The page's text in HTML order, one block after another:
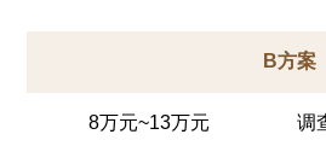
B方案
8万元~13万元
调